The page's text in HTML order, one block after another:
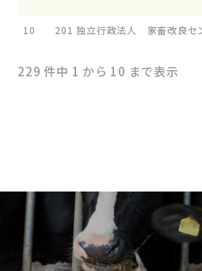
10 201 独立行政法人
229 件中 1 から 10 まで表示